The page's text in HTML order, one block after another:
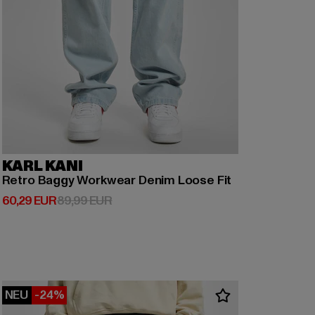
KARL KANI
Retro Baggy Workwear Denim Loose Fit
60,29 EUR
Derzeitiger Preis: 60,29 EUR
89,99 EURAktionspreis: 89,99 EUR
NEU -24%